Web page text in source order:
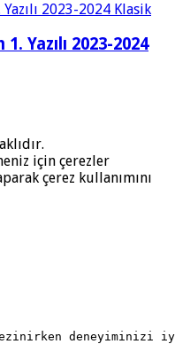
Yazılı 2023-2024
için çerezler
çerez kullanımını
deneyiminizi